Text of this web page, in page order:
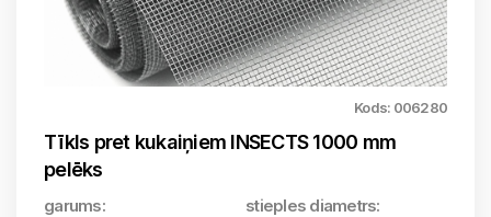
Kods: 006280
Tīkls pret kukaiņiem INSECTS 1000 mm
pelēks
garums:
stieples diametrs: